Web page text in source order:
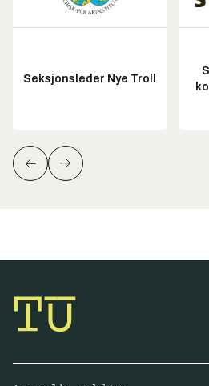
Seksjonsleder Nye Troll